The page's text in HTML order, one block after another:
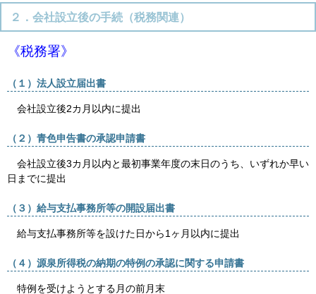
２．会社設立後の手続（税務関連）
《税務署》
（１）法人設立届出書
会社設立後2カ月以内に提出
（２）青色申告書の承認申請書
会社設立後3カ月以内と最初事業年度の末日のうち、いずれか早い
日までに提出
（３）給与支払事務所等の開設届出書
給与支払事務所等を設けた日から1ヶ月以内に提出
（４）源泉所得税の納期の特例の承認に関する申請書
特例を受けようとする月の前月末